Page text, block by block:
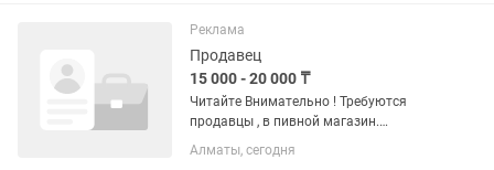
Реклама
Продавец
15 000 - 20 000 ₸
Читайте Внимательно ! Требуются
продавцы , в пивной магазин.
Требование к продавцу :от 21 года и
старше, без вредных привычек
Алматы, сегодня